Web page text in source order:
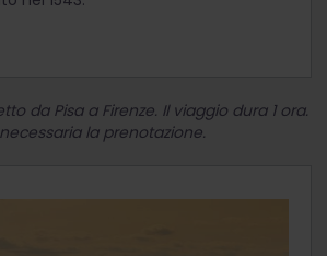
da Pisa a Firenze. Il viaggio dura 1 ora.
la prenotazione.